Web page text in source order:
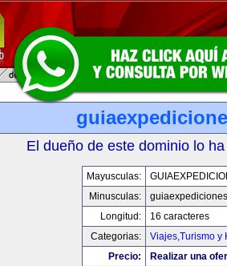
El dueño de este dominio lo
Mayusculas:
Minusculas:
Longitud:
16 caracteres
Categorias:
Viajes,Turismo y
Precio:
Realizar una